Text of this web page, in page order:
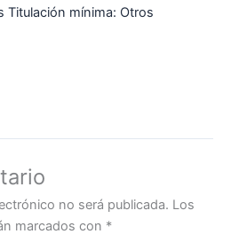
Titulación mínima: Otros
no será publicada. Los
marcados con *